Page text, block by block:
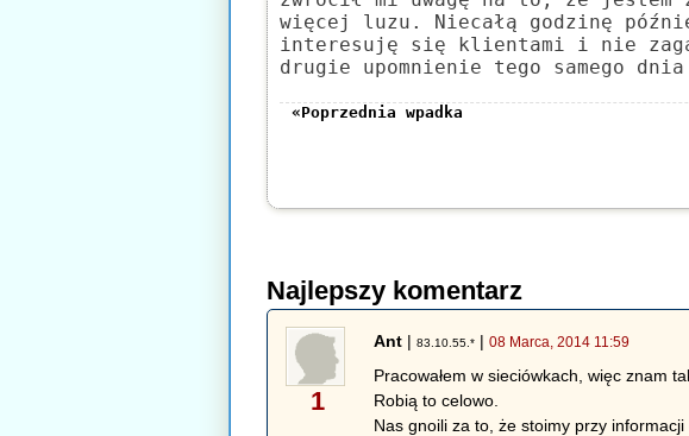
więcej luzu. Niecałą godzinę
interesuję się klientami i nie
drugie upomnienie tego samego
«Poprzednia wpadka
Najlepszy komentarz
1
Ant |83.10.55.* |08 Marca, 2014 11:59
Pracowałem w sieciówkach, więc znam
Robią to celowo.
Nas gnoili za to, że stoimy przy